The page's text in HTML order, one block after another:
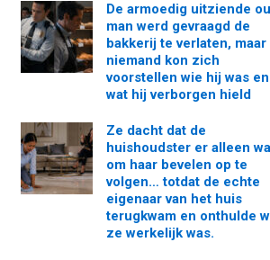
De armoedig uitziende
man werd gevraagd de
bakkerij te verlaten, maar
niemand kon zich
voorstellen wie hij was en
wat hij verborgen hield
Ze dacht dat de
huishoudster er alleen
om haar bevelen op te
volgen… totdat de echte
eigenaar van het huis
terugkwam en onthulde
ze werkelijk was.